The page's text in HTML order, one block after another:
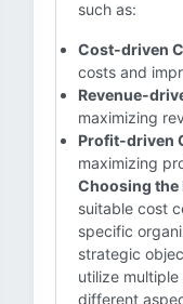
such as:
Cost-driven
costs and
Revenue-
maximizing
Profit-driven
maximizing
Choosing the
suitable cost
specific
strategic
utilize
different